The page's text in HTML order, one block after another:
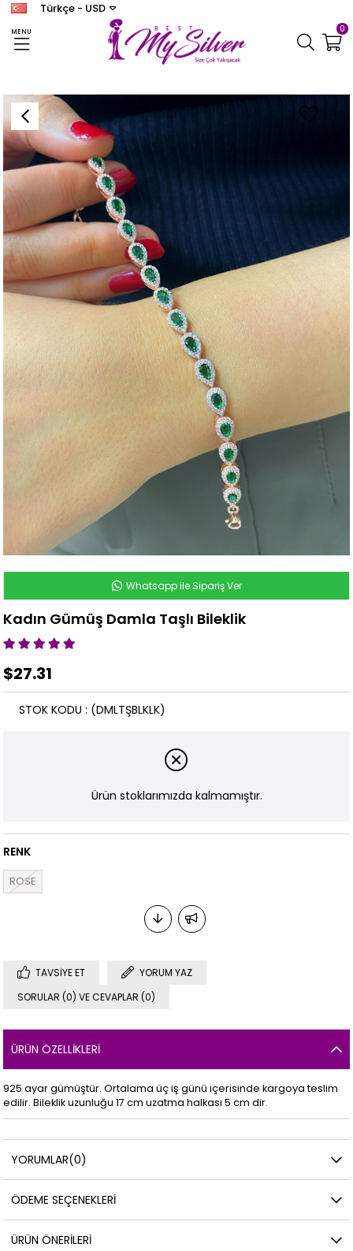
MENU
Türkçe - USD
0
Kadın Gümüş Damla Taşlı Bileklik
Whatsapp ile Sipariş Ver
Kadın Gümüş Damla Taşlı Bileklik
$27.31
(DMLTŞBLKLK)
STOK KODU
Ürün stoklarımızda kalmamıştır.
RENK
ROSE
TAVSIYE ET
YORUM YAZ
SORULAR (0) VE CEVAPLAR (0)
ÜRÜN ÖZELLIKLERI
925 ayar gümüştür. Ortalama üç iş günü içerisinde kargoya teslim
edilir. Bileklik uzunluğu 17 cm uzatma halkası 5 cm dir.
YORUMLAR(0)
ÖDEME SEÇENEKLERI
ÜRÜN ÖNERILERI